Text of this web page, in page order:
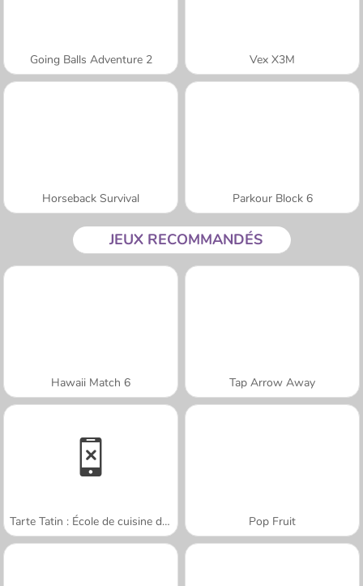
Going Balls Adventure 2 Vex X3M
Horseback Survival Parkour Block 6
JEUX RECOMMANDÉS
Hawaii Match 6 Tap Arrow Away
Tarte Tatin : École de cuisine de Sara Pop Fruit